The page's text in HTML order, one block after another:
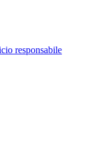
responsabile